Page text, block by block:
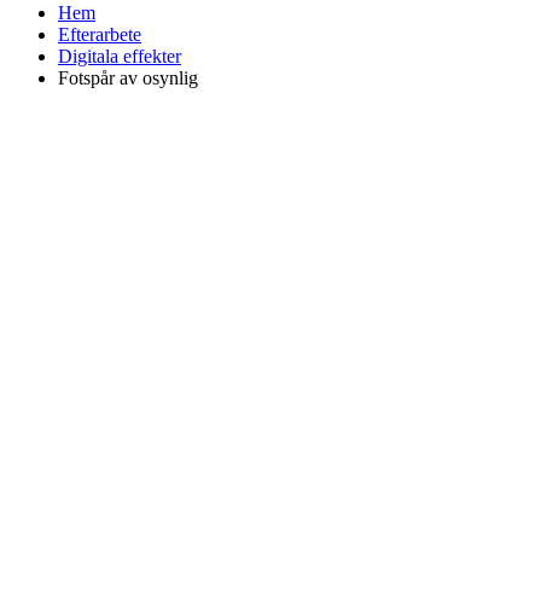
Hem
Efterarbete
Digitala effekter
Fotspår av osynlig